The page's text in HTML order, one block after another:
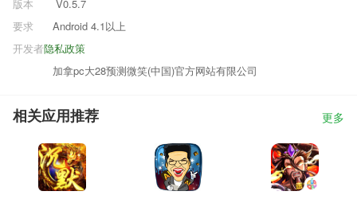
版本
V0.5.7
要求
Android 4.1以上
隐私政策
开发者
加拿pc大28预测微笑(中国)官方网站有限公司
相关应用推荐 更多